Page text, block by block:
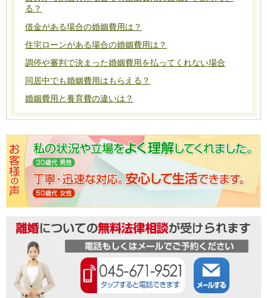
る？
借金がある場合の婚姻費用は？
住宅ローンがある場合の婚姻費用は？
調停や審判で決まった婚姻費用を払ってくれない場合
同居中でも婚姻費用はもらえる？
婚姻費用と養育費の違いは？